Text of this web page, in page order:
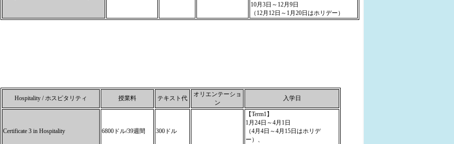
10月3日～12月9日
（12月12日～1月20日はホリデー）
Hospitality / ホスピタリティ 授業料 テキスト代
オリエンテーショ
ン
入学日
Certificate 3 in Hospitality 6800ドル/39週間 300ドル
【Term1】
1月24日～4月1日
（4月4日～4月15日はホリデ
ー）、